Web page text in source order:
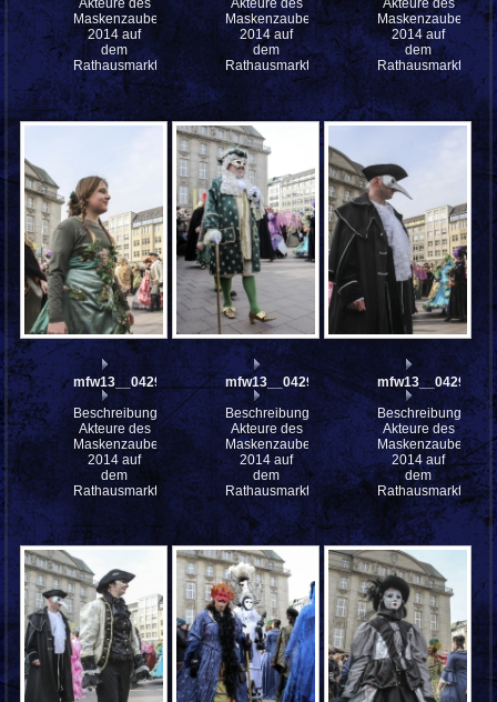
Akteure des
Maskenzauber
2014 auf
dem
Rathausmarkt
Akteure des
Maskenzauber
2014 auf
dem
Rathausmarkt
Akteure des
Maskenzauber
2014 auf
dem
Rathausmarkt
mfw13__042923
Beschreibung:
Akteure des
Maskenzauber
2014 auf
dem
Rathausmarkt
mfw13__042922
Beschreibung:
Akteure des
Maskenzauber
2014 auf
dem
Rathausmarkt
mfw13__042921
Beschreibung:
Akteure des
Maskenzauber
2014 auf
dem
Rathausmarkt